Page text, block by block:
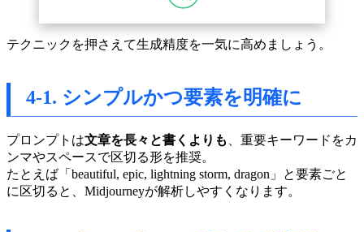
テクニックを押さえて生成精度を一気に高めましょう。
4-1. シンプルかつ要素を明確に
プロンプトは文章を長々と書くよりも
、重要キーワードをカ
ンマやスペースで区切る形を推奨。
たとえば「beautiful, epic, lightning storm, dragon」と要素ごと
に区切ると、Midjourneyが解析しやすくなります。